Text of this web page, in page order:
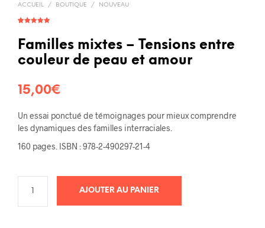
ACCUEIL / BOUTIQUE / NOUVEAU
basé sur
notations
Familles mixtes – Tensions entre
couleur de peau et amour
15,00€
Un essai ponctué de témoignages pour mieux comprendre
les dynamiques des familles interraciales.
160 pages. ISBN : 978-2-490297-21-4
AJOUTER AU PANIER